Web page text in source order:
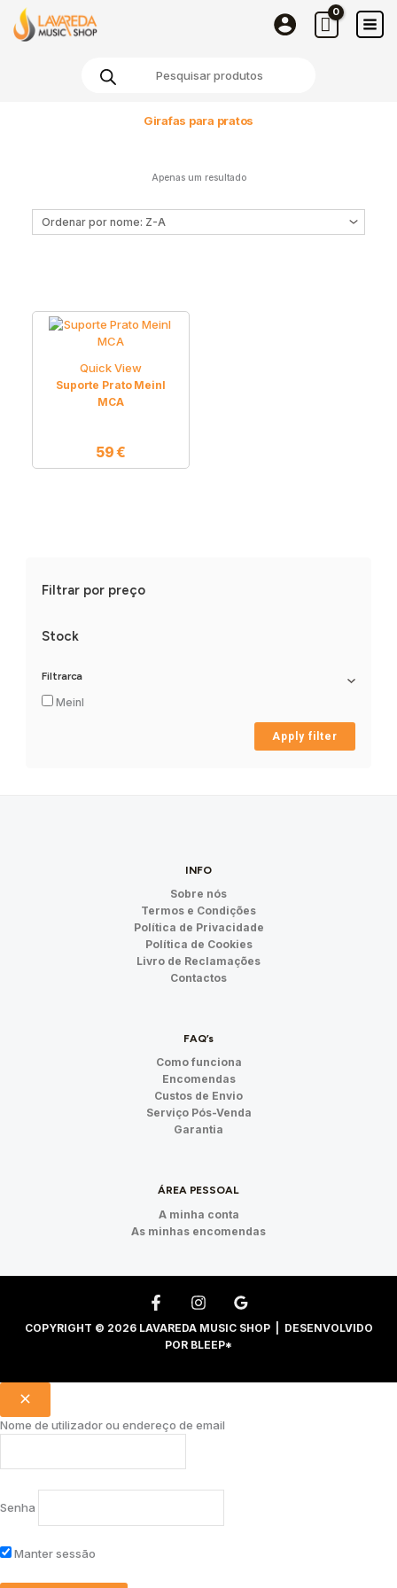
content
Filtrar por preço
Stock
Filtrarca
Meinl
Apply filter
Girafas para pratos
Apenas um resultado
Quick View
Suporte Prato Meinl
MCA
59€
INFO
Sobre nós
Termos e Condições
Política de Privacidade
Política de Cookies
Livro de Reclamações
Contactos
FAQ’s
Como funciona
Encomendas
Custos de Envio
Serviço Pós-Venda
Garantia
ÁREA PESSOAL
A minha conta
As minhas encomendas
COPYRIGHT © 2026 LAVAREDA MUSIC SHOP | DESENVOLVIDO
POR BLEEP*
Nome de utilizador ou endereço de email
Senha
Manter sessão